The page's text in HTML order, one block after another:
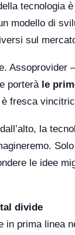
tecnologia
modello di
sul
Assoprovider
porterà le
fresca
la
le idee
divide
in prima linea